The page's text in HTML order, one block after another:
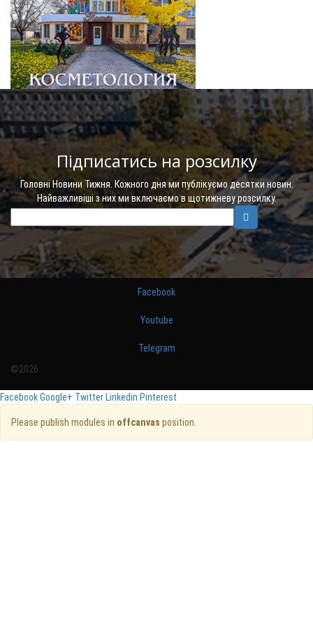
Підписатись на розсилку
Головні Новини Тижня. Кожного дня ми публікуємо десятки новин.
Найважливіші з них ми включаємо в щотижневу розсилку.
Facebook
Youtube
Telegram
©2026
FacebookGoogle+ TwitterLinkedin Pinterest
Please publish modules in offcanvas position.